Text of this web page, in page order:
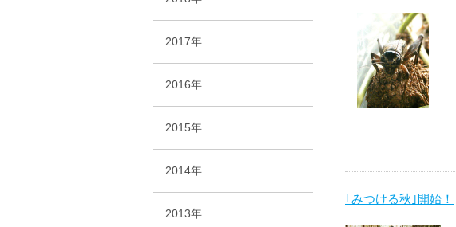
｢みつける秋｣開始！
2017年
2016年
2015年
2014年
2013年